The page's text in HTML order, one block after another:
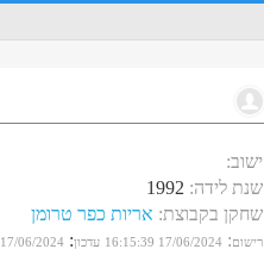
ישוב:
שנת לידה:
1992
שחקן בקבוצת: אריות כפר טרומן
רישום:
17/06/2024 16:15:39 עדכון:
17/06/2024 16:15:39